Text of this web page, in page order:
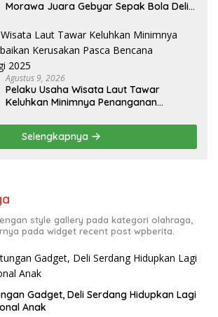
Morawa Juara Gebyar Sepak Bola Deli
Agustus 9, 2026
Pelaku Usaha Wisata Laut Tawar
Keluhkan Minimnya Penanganan
Hidrometeorologi 2025
Selengkapnya
style gallery pada kategori olahraga,
pada widget recent post wpberita.
Gadget, Deli Serdang Hidupkan Lagi
Anak